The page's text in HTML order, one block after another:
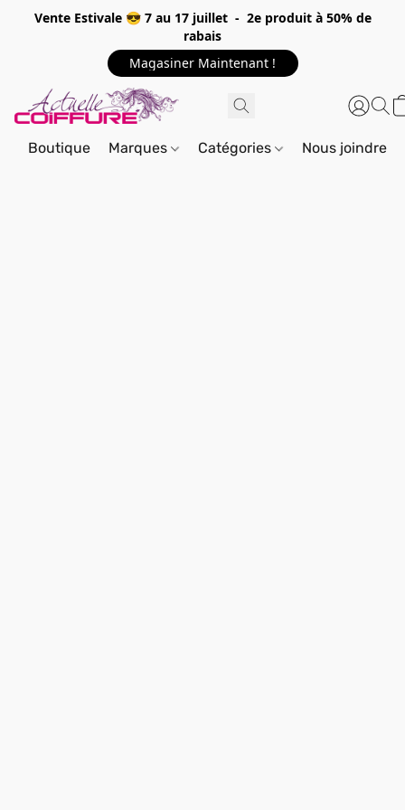
Vente Estivale 😎 7 au 17 juillet - 2e produit à 50% de
rabais
Magasiner Maintenant !
Boutique Marques Catégories Nous joindre